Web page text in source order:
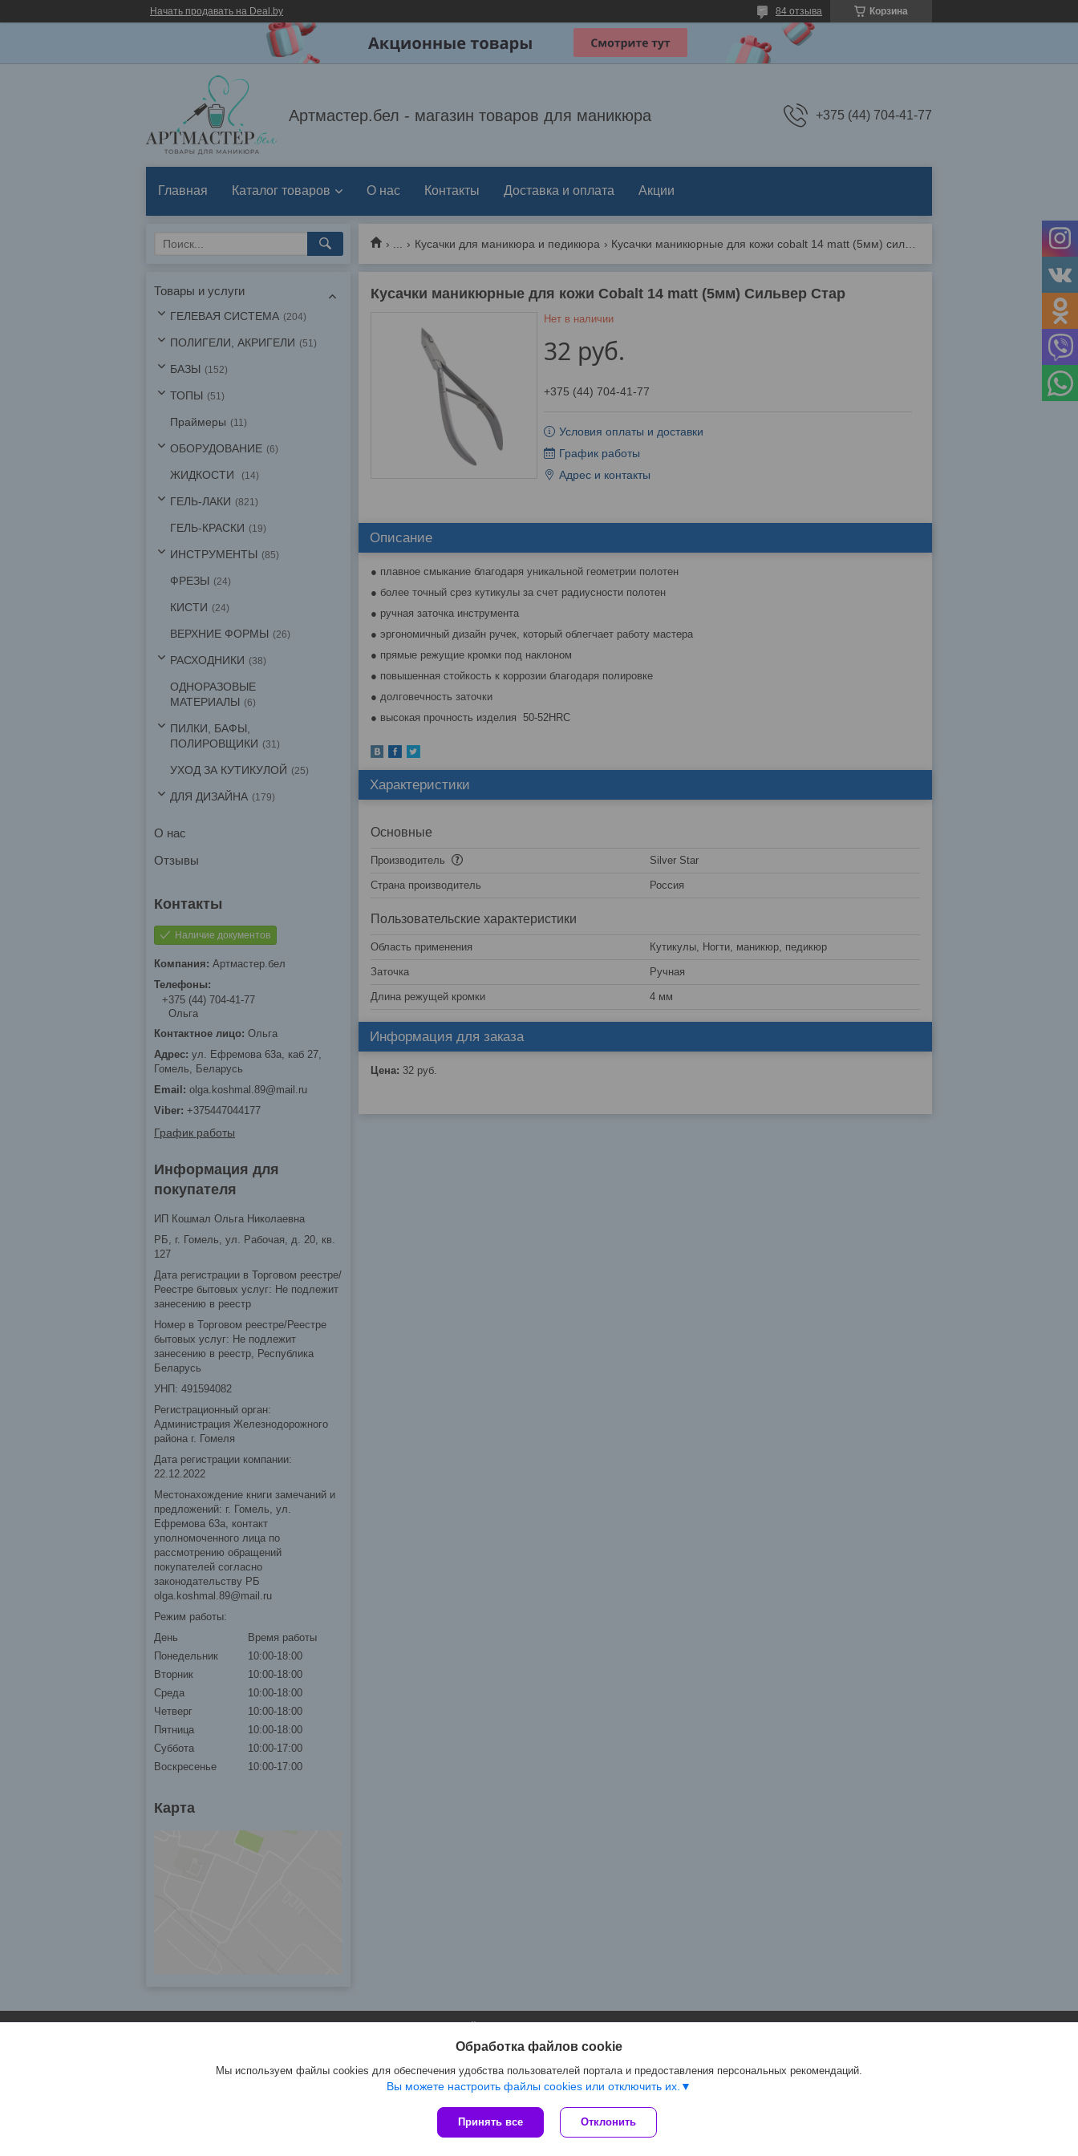
Начать продавать на Deal.by Корзина
84 отзыва
Артмастер.бел - магазин товаров для маникюра +375 (44) 704-41-77
Главная Каталог товаров О нас Контакты Доставка и оплата Акции
Кусачки для маникюра и педикюра
Кусачки маникюрные для кожи Cobalt 14 matt (5мм) Сильвер Стар
Нет в наличии
32 руб.
+375 (44) 704-41-77
Условия оплаты и доставки
График работы
Адрес и контакты
Описание
● плавное смыкание благодаря уникальной геометрии полотен
● более точный срез кутикулы за счет радиусности полотен
● ручная заточка инструмента
● эргономичный дизайн ручек, который облегчает работу мастера
● прямые режущие кромки под наклоном
● повышенная стойкость к коррозии благодаря полировке
● долговечность заточки
● высокая прочность изделия 50-52HRC
Характеристики
Основные
Производитель Silver Star
Страна производитель Россия
Пользовательские характеристики
Область применения Кутикулы, Ногти, маникюр, педикюр
Заточка Ручная
Длина режущей кромки 4 мм
Информация для заказа
Цена: 32 руб.
Товары и услуги
ГЕЛЕВАЯ СИСТЕМА 204
ПОЛИГЕЛИ, АКРИГЕЛИ 51
БАЗЫ 152
ТОПЫ 51
Праймеры 11
ОБОРУДОВАНИЕ 6
ЖИДКОСТИ 14
ГЕЛЬ-ЛАКИ 821
ГЕЛЬ-КРАСКИ 19
ИНСТРУМЕНТЫ 85
ФРЕЗЫ 24
КИСТИ 24
ВЕРХНИЕ ФОРМЫ 26
РАСХОДНИКИ 38
ОДНОРАЗОВЫЕ
МАТЕРИАЛЫ
6
ПИЛКИ, БАФЫ,
ПОЛИРОВЩИКИ
31
УХОД ЗА КУТИКУЛОЙ 25
ДЛЯ ДИЗАЙНА 179
О нас
Отзывы
Наличие документов
Артмастер.бел
+375 (44) 704-41-77
Ольга
Ольга
ул. Ефремова 63а, каб 27,
Гомель, Беларусь
olga.koshmal.89@mail.ru
+375447044177
График работы
Информация для
покупателя
ИП Кошмал Ольга Николаевна
РБ, г. Гомель, ул. Рабочая, д. 20, кв.
127
Дата регистрации в Торговом реестре/
Реестре бытовых услуг: Не подлежит
занесению в реестр
Номер в Торговом реестре/Реестре
бытовых услуг: Не подлежит
занесению в реестр, Республика
Беларусь
УНП: 491594082
Регистрационный орган:
Администрация Железнодорожного
района г. Гомеля
Дата регистрации компании:
22.12.2022
Местонахождение книги замечаний и
предложений: г. Гомель, ул.
Ефремова 63а, контакт
уполномоченного лица по
рассмотрению обращений
покупателей согласно
законодательству РБ
olga.koshmal.89@mail.ru
Режим работы:
День
Время работы
Понедельник
10:00-18:00
Вторник
10:00-18:00
Среда
10:00-18:00
Четверг
10:00-18:00
Пятница
10:00-18:00
Суббота
10:00-17:00
Воскресенье
10:00-17:00
Карта
Сайт создан на платформе Deal.by
Политика обработки файлов cookies
Обработка файлов cookie
Мы используем файлы cookies для обеспечения удобства пользователей портала и предоставления персональных рекомендаций.
Вы можете настроить файлы cookies или отключить их.
Принять все Отклонить
Артмастер.бел |
Пожаловаться на контент
Select Language ▼